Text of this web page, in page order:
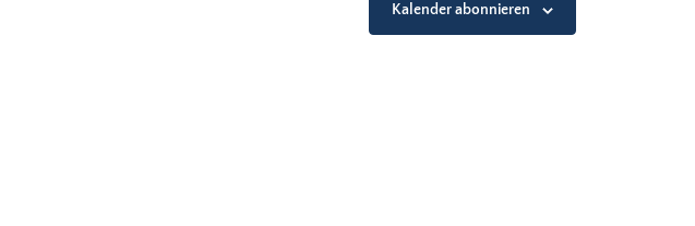
Kalender abonnieren